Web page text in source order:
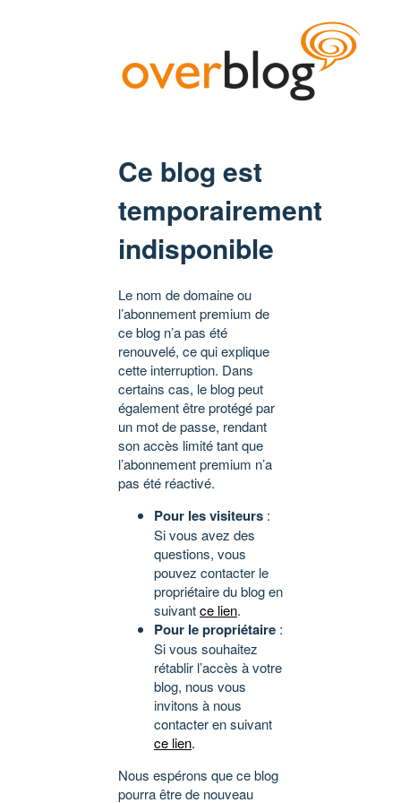
Ce blog est
temporairement
indisponible
Le nom de domaine ou
l’abonnement premium de
ce blog n’a pas été
renouvelé, ce qui explique
cette interruption. Dans
certains cas, le blog peut
également être protégé par
un mot de passe, rendant
son accès limité tant que
l’abonnement premium n’a
pas été réactivé.
Pour les visiteurs :
Si vous avez des
questions, vous
pouvez contacter le
propriétaire du blog en
suivantce lien.
Pour le propriétaire :
Si vous souhaitez
rétablir l’accès à votre
blog, nous vous
invitons à nous
contacter en suivant
ce lien.
Nous espérons que ce blog
pourra être de nouveau